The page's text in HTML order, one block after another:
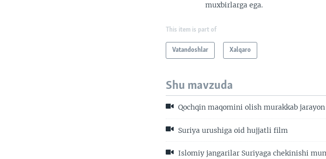
muxbirlarga ega.
This item is part of
Vatandoshlar Xalqaro
Shu mavzuda
Qochqin maqomini olish murakkab
Suriya urushiga oid hujjatli film
Islomiy jangarilar Suriyaga chekinishi